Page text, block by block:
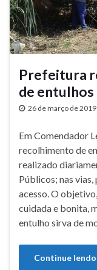
Prefeitura
de entulhos
26 de março de 2019
Em Comendador
recolhimento de
realizado
Públicos; nas
acesso. O
cuidada e bonita,
entulho sirva de
Continue lendo